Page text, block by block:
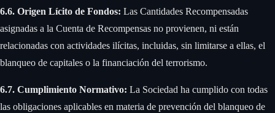
6.6. Origen Lícito de Fondos: Las Cantidades Recompensadas
asignadas a la Cuenta de Recompensas no provienen, ni están
relacionadas con actividades ilícitas, incluidas, sin limitarse a ellas, el
blanqueo de capitales o la financiación del terrorismo. ‍
6.7. Cumplimiento Normativo: La Sociedad ha cumplido con todas
las obligaciones aplicables en materia de prevención del blanqueo de